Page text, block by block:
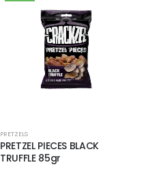
PRETZELS
PRETZEL PIECES BLACK
TRUFFLE 85gr